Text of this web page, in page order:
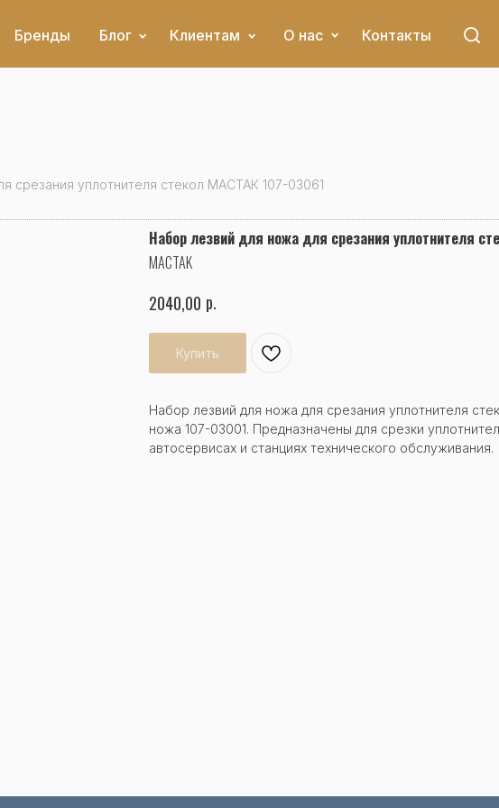
Контакты
Клиентам О нас
Бренды Блог
срезания уплотнителя стекол МАСТАК 107-03061
Набор лезвий для ножа для срезания уплотнителя
MACTAK
2040,00 р.
Купить
Набор лезвий для ножа для срезания уплотнителя
ножа 107-03001. Предназначены для срезки
автосервисах и станциях технического обслуживания.
Заказать звонок